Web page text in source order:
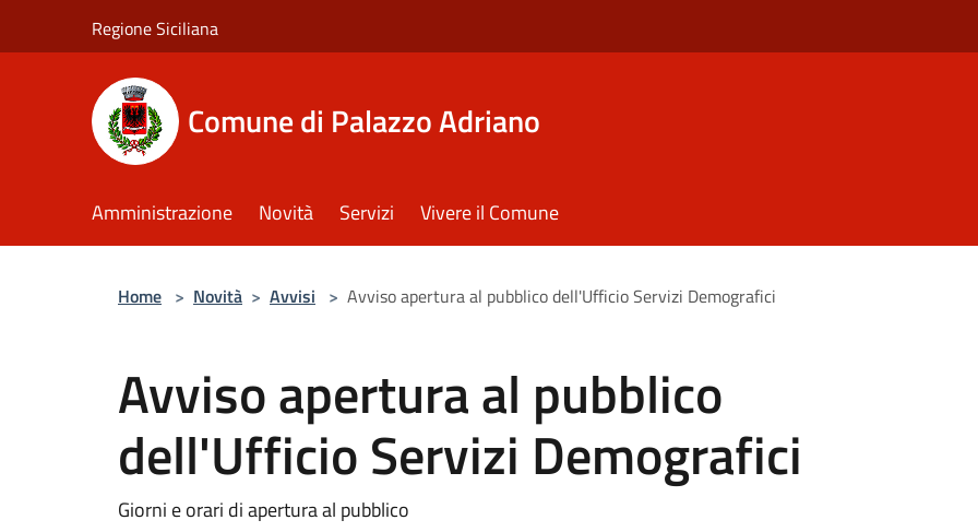
Regione Siciliana
Comune di Palazzo Adriano
Amministrazione Novità Servizi Vivere il Comune
Home > Novità > Avvisi > Avviso apertura al pubblico dell'Ufficio Servizi Demografici
Avviso apertura al pubblico
dell'Ufficio Servizi Demografici
Giorni e orari di apertura al pubblico